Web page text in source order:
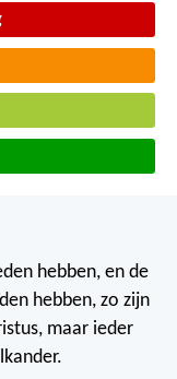
hebben, en de
hebben, zo zijn
maar ieder